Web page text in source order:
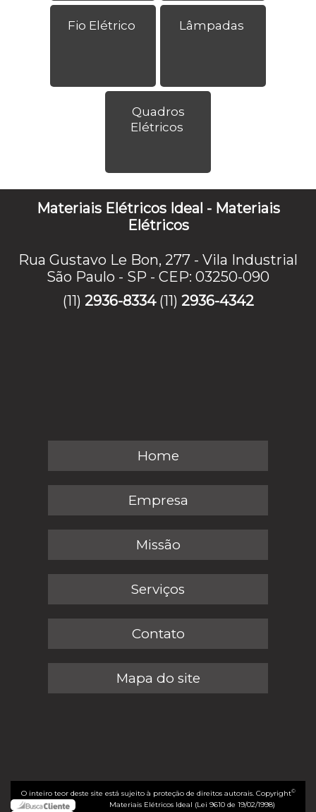
Fio Elétrico Lâmpadas
Quadros
Elétricos
Materiais Elétricos Ideal - Materiais
Elétricos
Rua Gustavo Le Bon, 277 - Vila Industrial
São Paulo - SP - CEP: 03250-090
(11) 2936-8334 (11) 2936-4342
Home
Empresa
Missão
Serviços
Contato
Mapa do site
O inteiro teor deste site está sujeito à proteção de direitos autorais. Copyright©
Materiais Elétricos Ideal (Lei 9610 de 19/02/1998)